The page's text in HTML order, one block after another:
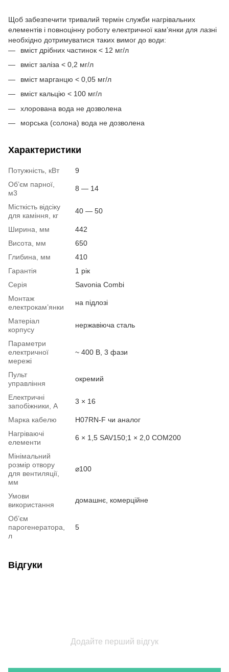
Щоб забезпечити тривалий термін служби нагрівальних
елементів і повноцінну роботу електричної кам’янки для лазні
необхідно дотримуватися таких вимог до води:
вміст дрібних частинок < 12 мг/л
вміст заліза < 0,2 мг/л
вміст марганцю < 0,05 мг/л
вміст кальцію < 100 мг/л
хлорована вода не дозволена
морська (солона) вода не дозволена
Характеристики
Потужність, кВт
9
Об’єм парної,
м3
8 — 14
Місткість відсіку
для каміння, кг
40 — 50
Ширина, мм
442
Висота, мм
650
Глибина, мм
410
Гарантія
1 рік
Серія
Savonia Combi
Монтаж
електрокам’янки
на підлозі
Матеріал
корпусу
нержавіюча сталь
Параметри
електричної
мережі
~ 400 В, 3 фази
Пульт
управління
окремий
Електричні
запобіжники, А
3 × 16
Марка кабелю
H07RN-F чи аналог
Нагріваючі
елементи
6 × 1,5 SAV150;1 × 2,0 COM200
Мінімальний
розмір отвору
для вентиляції,
мм
⌀100
Умови
використання
домашнє, комерційне
Об’єм
парогенератора,
л
5
Відгуки
Додайте перший відгук